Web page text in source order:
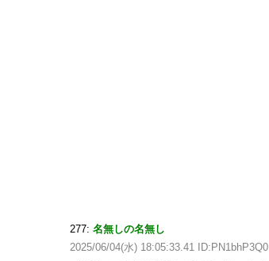
277: 名無しの名無し
2025/06/04(水) 18:05:33.41 ID:PN1bhP3Q0